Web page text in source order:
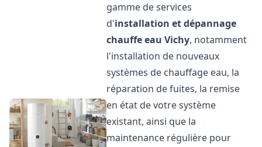
gamme de services
d'installation et dépannage
chauffe eau Vichy, notamment
l'installation de nouveaux
systèmes de chauffage eau, la
réparation de fuites, la remise
en état de votre système
existant, ainsi que la
maintenance régulière pour